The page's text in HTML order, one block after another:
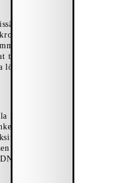
- Statement-kappaleista
mustat tai
puku lämpimän beigen
täydellisesti juhlaviin
löydä uudet suosikkisi niin
ilmeellä
muotoilulla
ikoni